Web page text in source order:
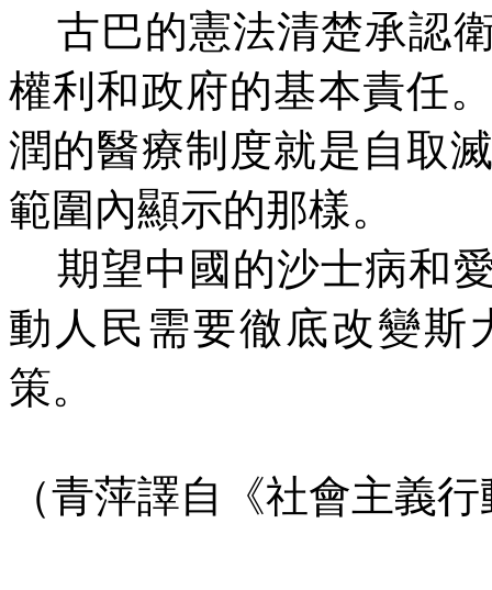
古巴的憲法清楚承認
權利和政府的基本責任
潤的醫療制度就是自取
範圍內顯示的那樣。
期望中國的沙士病和
動人民需要徹底改變斯
策。
（青萍譯自《社會主義